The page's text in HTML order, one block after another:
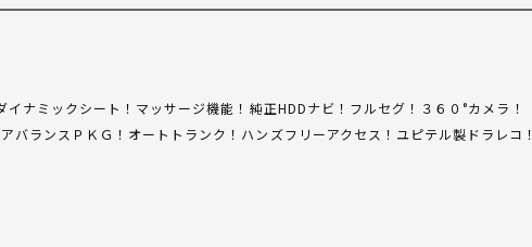
ナミックシート！マッサージ機能！純正HDDナビ！フルセグ！３６０°カメラ！
ランスＰＫＧ！オートトランク！ハンズフリーアクセス！ユピテル製ドラレコ！